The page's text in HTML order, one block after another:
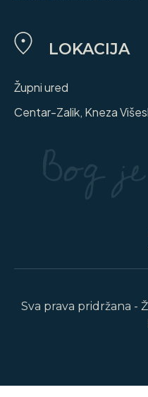
LOKACIJA
Župni ured
Centar-Zalik, Kneza
Sva prava pridržana -